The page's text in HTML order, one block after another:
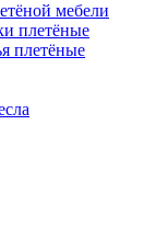
мебели
плетёные
плетёные